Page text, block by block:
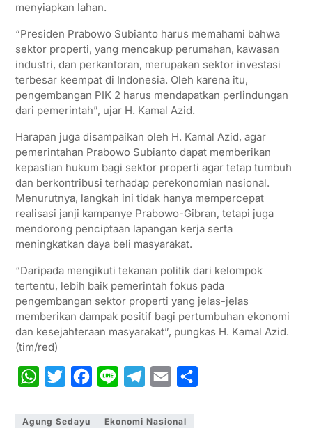
menyiapkan lahan.
“Presiden Prabowo Subianto harus memahami bahwa
sektor properti, yang mencakup perumahan, kawasan
industri, dan perkantoran, merupakan sektor investasi
terbesar keempat di Indonesia. Oleh karena itu,
pengembangan PIK 2 harus mendapatkan perlindungan
dari pemerintah”, ujar H. Kamal Azid.
Harapan juga disampaikan oleh H. Kamal Azid, agar
pemerintahan Prabowo Subianto dapat memberikan
kepastian hukum bagi sektor properti agar tetap tumbuh
dan berkontribusi terhadap perekonomian nasional.
Menurutnya, langkah ini tidak hanya mempercepat
realisasi janji kampanye Prabowo-Gibran, tetapi juga
mendorong penciptaan lapangan kerja serta
meningkatkan daya beli masyarakat.
“Daripada mengikuti tekanan politik dari kelompok
tertentu, lebih baik pemerintah fokus pada
pengembangan sektor properti yang jelas-jelas
memberikan dampak positif bagi pertumbuhan ekonomi
dan kesejahteraan masyarakat”, pungkas H. Kamal Azid.
(tim/red)
W
a
i
n
l
a
Agung Sedayu
Ekonomi Nasional